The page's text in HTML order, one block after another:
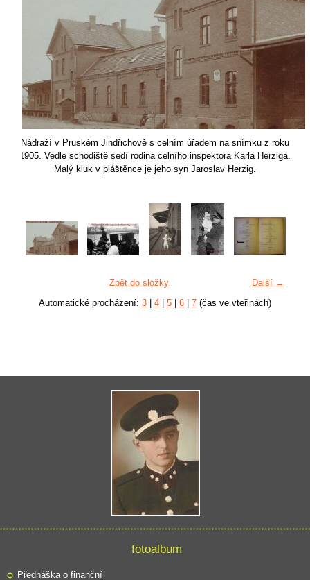
Nádraží v Pruském Jindřichově s celním úřadem na snímku z roku
1905. Vedle schodiště sedí rodina celního inspektora Karla Herziga.
Malý kluk v pláštěnce je jeho syn Jaroslav Herzig.
Další →
Zpět do složky
Automatické procházení: 3 | 4 | 5 | 6 | 7 (čas ve vteřinách)
fotoalbum
Přednáška o finanční